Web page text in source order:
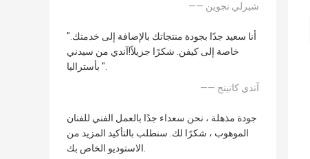
—— شيرلي نجوين
"أنا سعيد جدًا بجودة منتجاتك بالإضافة إلى خدمتك.
خاصة إلى كيفن. شكرًا جزيلاً!آندي من سيدني
بأستراليا ".
—— آندي كانينج
جودة مذهلة ، نحن سعداء جدًا بالعمل الفني للفنان
الموهوب ، شكرًا لك. سنطلب بالتأكيد المزيد من
الاستوديو الخاص بك.